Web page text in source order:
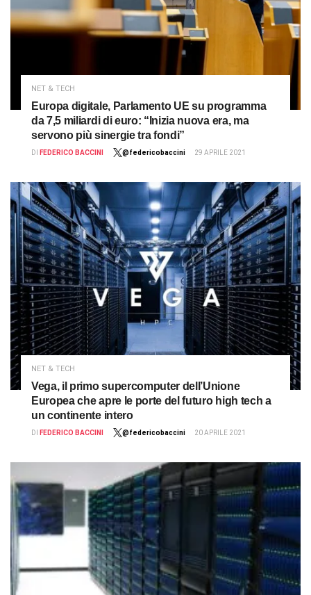
NET & TECH
Europa digitale, Parlamento UE su programma
da 7,5 miliardi di euro: “Inizia nuova era, ma
servono più sinergie tra fondi”
DI FEDERICO BACCINI @federicobaccini 29 APRILE 2021
NET & TECH
Vega, il primo supercomputer dell’Unione
Europea che apre le porte del futuro high tech a
un continente intero
DI FEDERICO BACCINI @federicobaccini 20 APRILE 2021